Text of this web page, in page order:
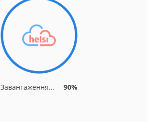
Завантаження... 90%